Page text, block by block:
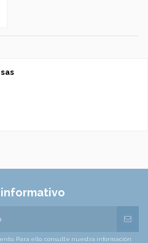
Para ello, consulte nuestra información